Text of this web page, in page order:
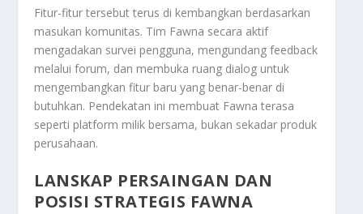
Fitur-fitur tersebut terus di kembangkan berdasarkan
masukan komunitas. Tim Fawna secara aktif
mengadakan survei pengguna, mengundang feedback
melalui forum, dan membuka ruang dialog untuk
mengembangkan fitur baru yang benar-benar di
butuhkan. Pendekatan ini membuat Fawna terasa
seperti platform milik bersama, bukan sekadar produk
perusahaan.
LANSKAP PERSAINGAN DAN
POSISI STRATEGIS FAWNA